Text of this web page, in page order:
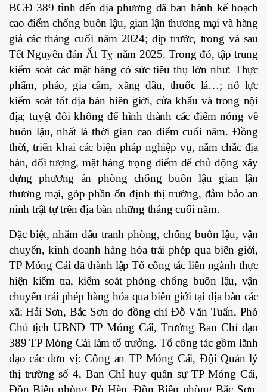
BCĐ 389 tỉnh đến địa phương đã ban hành kế hoạch
cao điểm chống buôn lậu, gian lận thương mại và hàng
giả các tháng cuối năm 2024; dịp trước, trong và sau
Tết Nguyên đán Ất Tỵ năm 2025. Trong đó, tập trung
kiểm soát các mặt hàng có sức tiêu thụ lớn như: Thực
phẩm, pháo, gia cầm, xăng dầu, thuốc lá…; nỗ lực
kiểm soát tốt địa bàn biên giới, cửa khẩu và trong nội
địa; tuyệt đối không để hình thành các điểm nóng về
buôn lậu, nhất là thời gian cao điểm cuối năm. Đồng
thời, triển khai các biện pháp nghiệp vụ, nắm chắc địa
bàn, đối tượng, mặt hàng trọng điểm để chủ động xây
dựng phương án phòng chống buôn lậu gian lận
thương mại, góp phần ổn định thị trường, đảm bảo an
ninh trật tự trên địa bàn những tháng cuối năm.
Đặc biệt, nhằm đấu tranh phòng, chống buôn lậu, vận
chuyển, kinh doanh hàng hóa trái phép qua biên giới,
TP Móng Cái đã thành lập Tổ công tác liên ngành thực
hiện kiểm tra, kiểm soát phòng chống buôn lậu, vận
chuyển trái phép hàng hóa qua biên giới tại địa bàn các
xã: Hải Sơn, Bắc Sơn do đồng chí Đỗ Văn Tuấn, Phó
Chủ tịch UBND TP Móng Cái, Trưởng Ban Chỉ đạo
389 TP Móng Cái làm tổ trưởng. Tổ công tác gồm lãnh
đạo các đơn vị: Công an TP Móng Cái, Đội Quản lý
thị trường số 4, Ban Chỉ huy quân sự TP Móng Cái,
Đồn Biên phòng Pò Hèn, Đồn Biên phòng Bắc Sơn,